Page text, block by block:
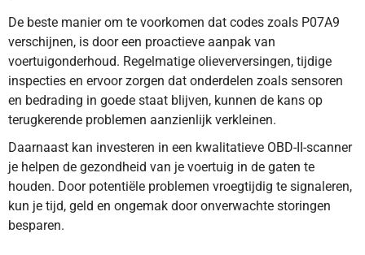
De beste manier om te voorkomen dat codes zoals P07A9
verschijnen, is door een proactieve aanpak van
voertuigonderhoud. Regelmatige olieverversingen, tijdige
inspecties en ervoor zorgen dat onderdelen zoals sensoren
en bedrading in goede staat blijven, kunnen de kans op
terugkerende problemen aanzienlijk verkleinen.
Daarnaast kan investeren in een kwalitatieve OBD-II-scanner
je helpen de gezondheid van je voertuig in de gaten te
houden. Door potentiële problemen vroegtijdig te signaleren,
kun je tijd, geld en ongemak door onverwachte storingen
besparen.